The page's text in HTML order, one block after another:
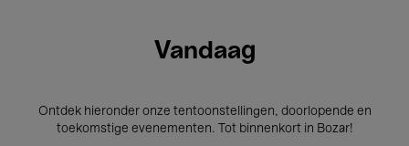
Vandaag
Ontdek hieronder onze tentoonstellingen, doorlopende en
toekomstige evenementen. Tot binnenkort in Bozar!